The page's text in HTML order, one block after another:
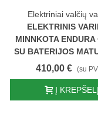
Elektriniai valčių
ELEKTRINIS
MINNKOTA ENDURA
SU BATERIJOS
410,00 € (su
Į KREPŠELĮ